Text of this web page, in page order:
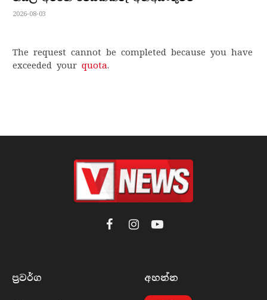
2026-08-03
The request cannot be completed because you have
exceeded your quota.
FacebookInstagramYouTube
ප්‍රවර්​ග අහන්​න